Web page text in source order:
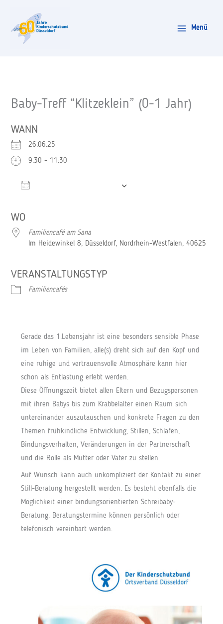
springen
Menü
Baby-Treff “Klitzeklein” (0-1 Jahr)
WANN
26.06.25
9:30 - 11:30
WO
Familiencafé am Sana
Im Heidewinkel 8, Düsseldorf, Nordrhein-Westfalen, 40625
VERANSTALTUNGSTYP
Familiencafés
Gerade das 1.Lebensjahr ist eine besonders sensible Phase
im Leben von Familien, alle(s) dreht sich auf den Kopf und
eine ruhige und vertrauensvolle Atmosphäre kann hier
schon als Entlastung erlebt werden.
Diese Öffnungszeit bietet allen Eltern und Bezugspersonen
mit ihren Babys bis zum Krabbelalter einen Raum sich
untereinander auszutauschen und konkrete Fragen zu den
Themen frühkindliche Entwicklung, Stillen, Schlafen,
Bindungsverhalten, Veränderungen in der Partnerschaft
und die Rolle als Mutter oder Vater zu stellen.
Auf Wunsch kann auch unkompliziert der Kontakt zu einer
Still-Beratung hergestellt werden. Es besteht ebenfalls die
Möglichkeit einer bindungsorientierten Schreibaby-
Beratung. Beratungstermine können persönlich oder
telefonisch vereinbart werden.